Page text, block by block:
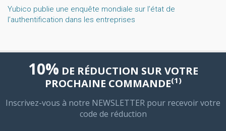
Yubico publie une enquête mondiale sur l’état de
l’authentification dans les entreprises
10% DE RÉDUCTION SUR VOTRE
PROCHAINE COMMANDE(1)
Inscrivez-vous à notre NEWSLETTER pour recevoir votre
code de réduction